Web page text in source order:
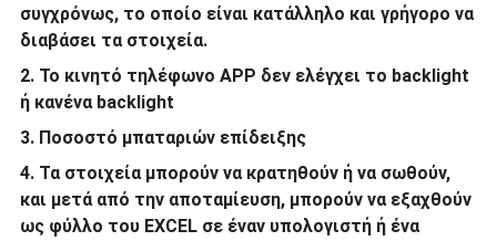
συγχρόνως, το οποίο είναι κατάλληλο και γρήγορο να
διαβάσει τα στοιχεία.
2. Το κινητό τηλέφωνο APP δεν ελέγχει το backlight
ή κανένα backlight
3. Ποσοστό μπαταριών επίδειξης
4. Τα στοιχεία μπορούν να κρατηθούν ή να σωθούν,
και μετά από την αποταμίευση, μπορούν να εξαχθούν
ως φύλλο του EXCEL σε έναν υπολογιστή ή ένα